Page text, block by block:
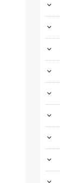
keyboard_arrow_down
keyboard_arrow_down
keyboard_arrow_down
keyboard_arrow_down
keyboard_arrow_down
keyboard_arrow_down
keyboard_arrow_down
keyboard_arrow_down